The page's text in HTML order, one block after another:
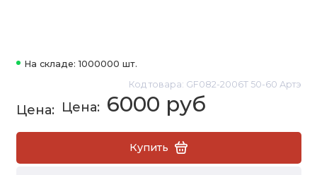
На складе: 1000000 шт.
Код товара: GF082-2006T 50-60 Артэ
6000 руб
Купить